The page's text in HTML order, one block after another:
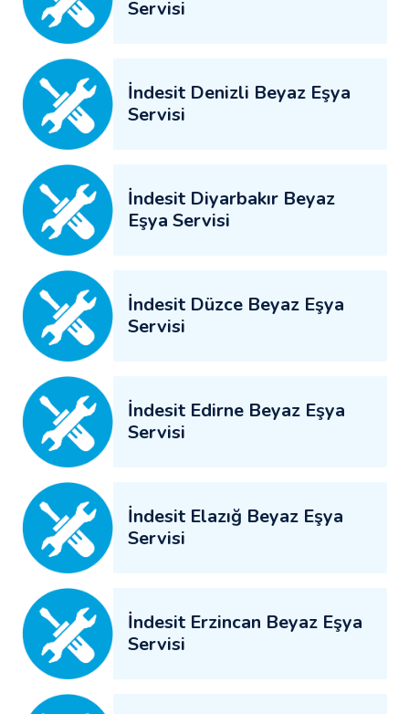
Servisi
İndesit Denizli Beyaz Eşya
Servisi
İndesit Diyarbakır Beyaz
Eşya Servisi
İndesit Düzce Beyaz Eşya
Servisi
İndesit Edirne Beyaz Eşya
Servisi
İndesit Elazığ Beyaz Eşya
Servisi
İndesit Erzincan Beyaz Eşya
Servisi